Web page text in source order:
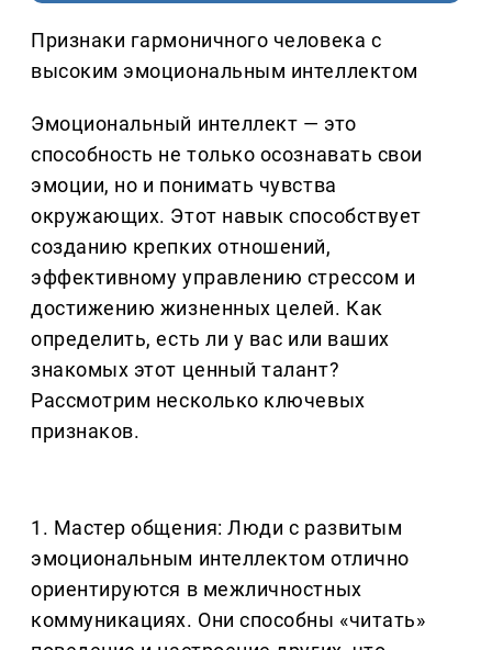
Признаки гармоничного человека с
высоким эмоциональным интеллектом
Эмоциональный интеллект — это
способность не только осознавать свои
эмоции, но и понимать чувства
окружающих. Этот навык способствует
созданию крепких отношений,
эффективному управлению стрессом и
достижению жизненных целей. Как
определить, есть ли у вас или ваших
знакомых этот ценный талант?
Рассмотрим несколько ключевых
признаков.
1. Мастер общения: Люди с развитым
эмоциональным интеллектом отлично
ориентируются в межличностных
коммуникациях. Они способны «читать»